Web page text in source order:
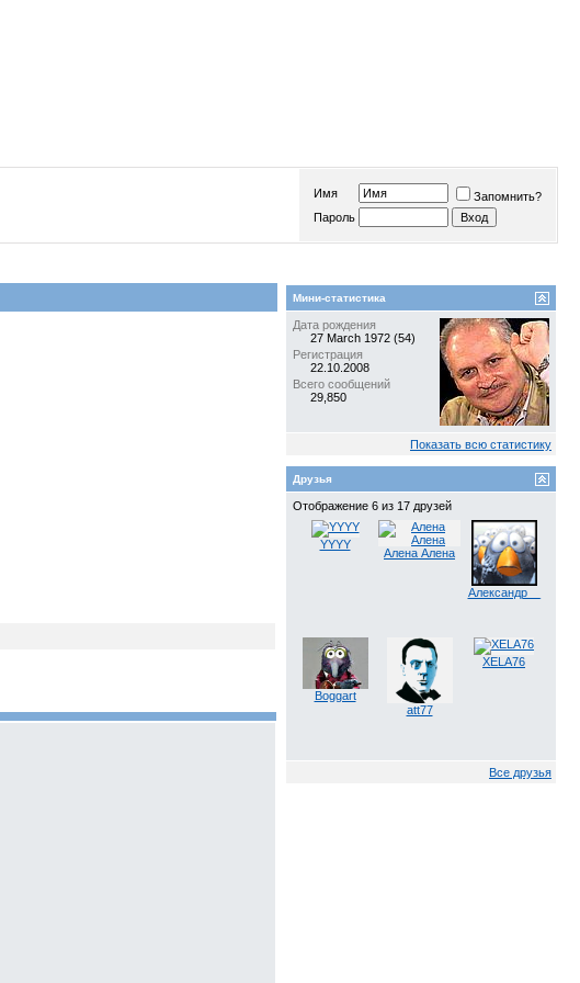
Имя
Запомнить?
Пароль
Мини-статистика
Дата рождения
27 March 1972 (54)
Регистрация
22.10.2008
Всего сообщений
29,850
Показать всю статистику
Друзья
Отображение 6 из 17 друзей
YYYY
Алена Алена
Александр__
Boggart
att77
XELA76
Все друзья